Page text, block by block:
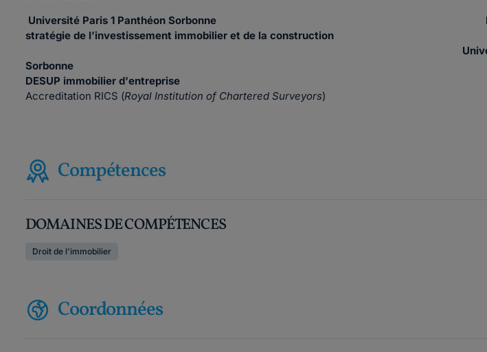
Université Paris 1 Panthéon Sorbonne
stratégie de l’investissement immobilier et de la construction
Université Paris 1
Sorbonne
DESUP immobilier d'entreprise
Accreditation RICS (Royal Institution of Chartered Surveyors)
Compétences
DOMAINES DE COMPÉTENCES
Droit de l'immobilier
Coordonnées